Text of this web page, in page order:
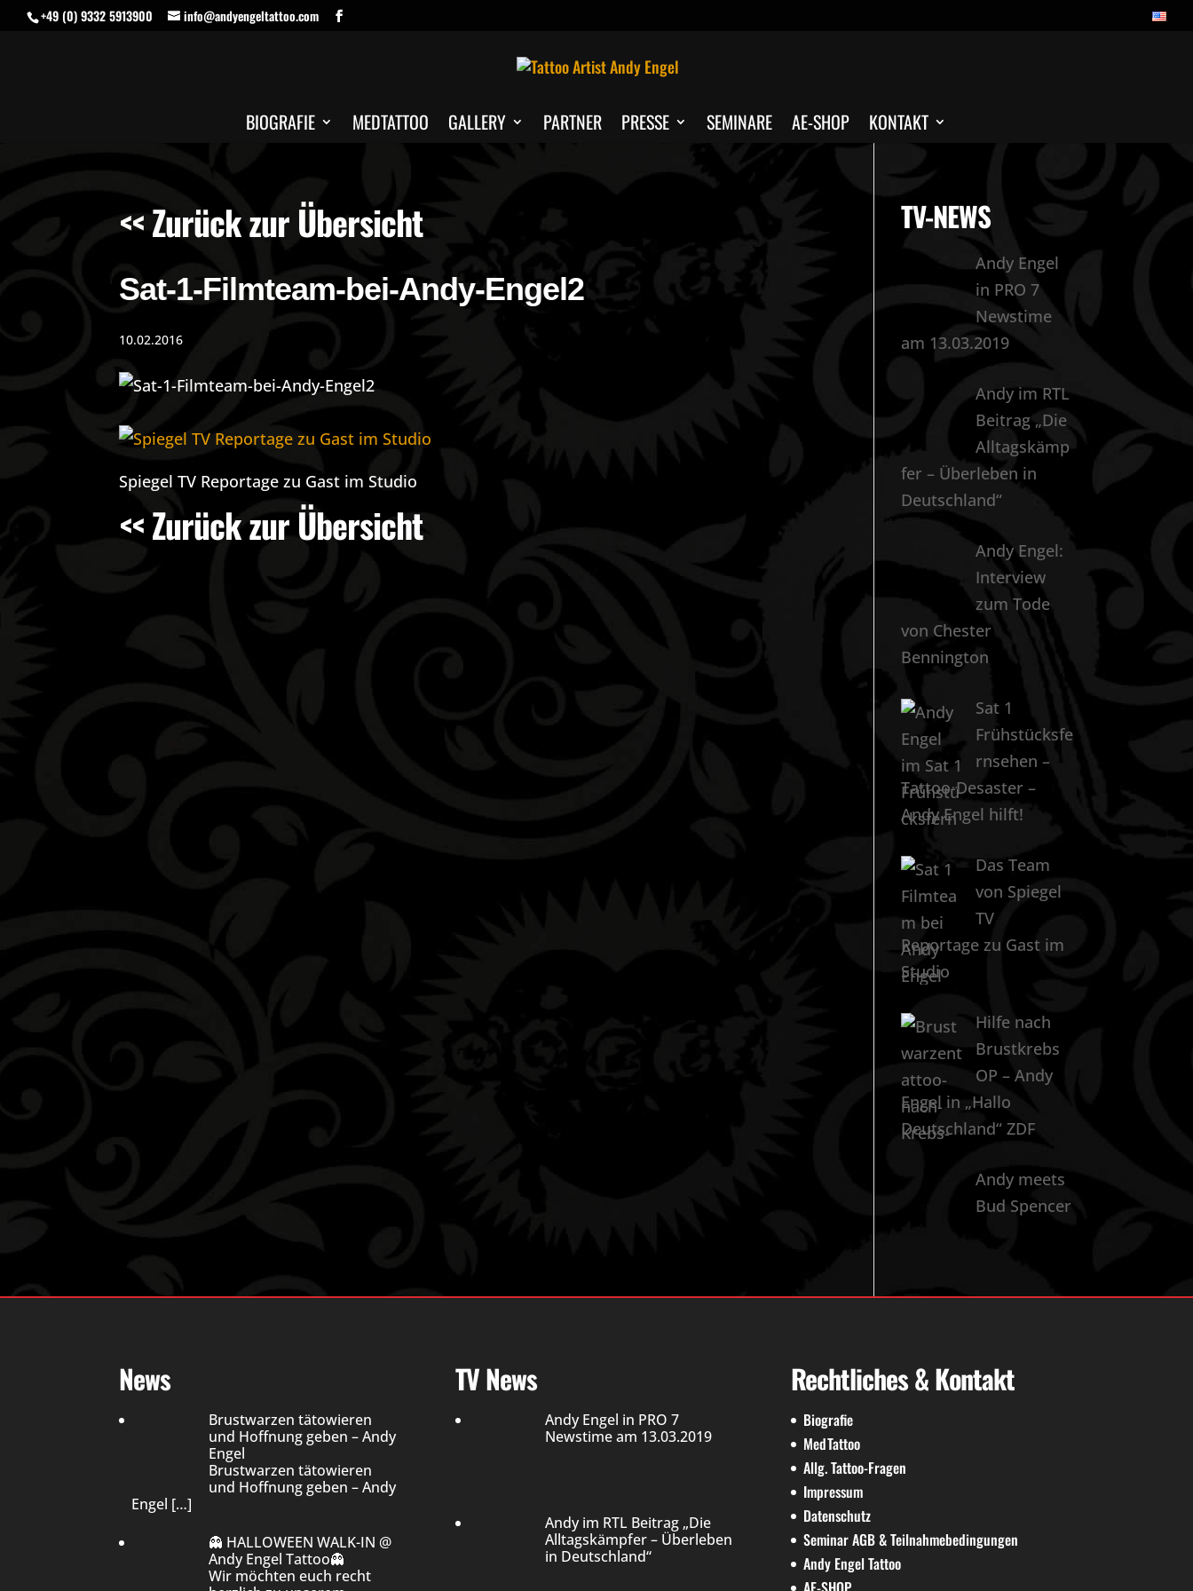
+49 (0) 9332 5913900 info@andyengeltattoo.com
BIOGRAFIE MEDTATTOO GALLERY PARTNER PRESSE SEMINARE AE-SHOP KONTAKT
<< Zurück zur Übersicht
Sat-1-Filmteam-bei-Andy-Engel2
10.02.2016
Spiegel TV Reportage zu Gast im Studio
<< Zurück zur Übersicht
TV-NEWS
Andy Engel
in PRO 7
Newstime
am 13.03.2019
Andy im RTL
Beitrag „Die
Alltagskämp
fer – Überleben in
Deutschland“
Andy Engel:
Interview
zum Tode
von Chester
Bennington
Sat 1
Frühstücksfe
rnsehen –
Tattoo-Desaster –
Andy Engel hilft!
Das Team
von Spiegel
TV
Reportage zu Gast im
Studio
Hilfe nach
Brustkrebs
OP – Andy
Engel in „Hallo
Deutschland“ ZDF
Andy meets
Bud Spencer
News
Brustwarzen tätowieren
und Hoffnung geben – Andy
Engel
Brustwarzen tätowieren
und Hoffnung geben – Andy
Engel […]
👻 HALLOWEEN WALK-IN @
Andy Engel Tattoo👻
Wir möchten euch recht
TV News
Andy Engel in PRO 7
Newstime am 13.03.2019
Andy im RTL Beitrag „Die
Alltagskämpfer – Überleben
in Deutschland“
Rechtliches & Kontakt
Biografie
MedTattoo
Allg. Tattoo-Fragen
Impressum
Datenschutz
Seminar AGB & Teilnahmebedingungen
Andy Engel Tattoo